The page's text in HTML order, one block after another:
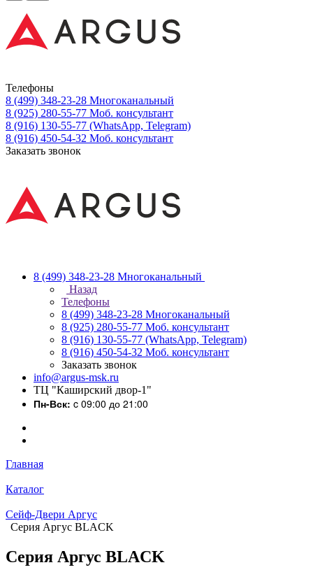
Телефоны
8 (499) 348-23-28 Многоканальный
8 (925) 280-55-77 Моб. консультант
8 (916) 130-55-77 (WhatsApp, Telegram)
8 (916) 450-54-32 Моб. консультант
Заказать звонок
8 (499) 348-23-28 Многоканальный
Назад
Телефоны
8 (499) 348-23-28 Многоканальный
8 (925) 280-55-77 Моб. консультант
8 (916) 130-55-77 (WhatsApp, Telegram)
8 (916) 450-54-32 Моб. консультант
Заказать звонок
info@argus-msk.ru
ТЦ "Каширский двор-1"
Пн-Вск: c 09:00 до 21:00
Главная
Каталог
Сейф-Двери Аргус
Серия Аргус BLACK
Серия Аргус BLACK